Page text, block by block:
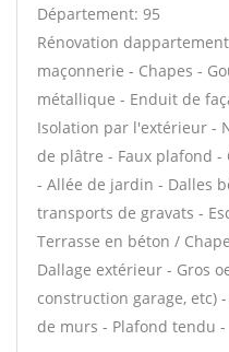
Département: 95
Rénovation
maçonnerie - Chapes -
métallique - Enduit de
Isolation par l'extérieur -
de plâtre - Faux plafond
- Allée de jardin - Dalles
transports de gravats -
Terrasse en béton /
Dallage extérieur - Gros
construction garage, etc)
de murs - Plafond tendu -